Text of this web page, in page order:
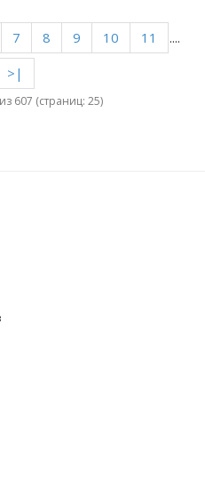
7 8 9 10 11
....
>|
607 (страниц: 25)